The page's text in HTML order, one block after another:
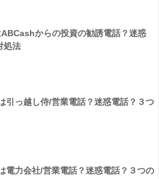
からの投資の勧誘電話？迷惑
処法
引っ越し侍/営業電話？迷惑電話？３つ
電力会社/営業電話？迷惑電話？３つの